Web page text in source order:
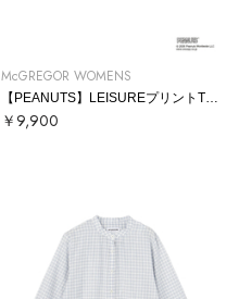
McGREGOR WOMENS
￥9,900